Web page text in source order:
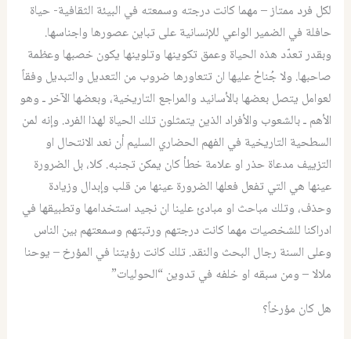
لكل فرد ممتاز – مهما كانت درجته وسمعته في البيئة الثقافية- حياة
حافلة في الضمير الواعي للإنسانية على تباين عصورها واجناسها.
وبقدر تعدّد هذه الحياة وعمق تكوينها وتلوينها يكون خصبها وعظمة
صاحبها. ولا جُناحْ عليها ان تتعاورها ضروب من التعديل والتبديل وفقاً
لعوامل يتصل بعضها بالأسانيد والمراجع التاريخية، وبعضها الآخر ـ وهو
الأهم ـ بالشعوب والأفراد الذين يتمثلون تلك الحياة لهذا الفرد. وإنه لمن
السطحية التاريخية في الفهم الحضاري السليم أن نعد الانتحال او
التزييف مدعاة حذر او علامة خطأ كان يمكن تجنبه. كلا، بل الضرورة
عينها هي التي تفعل فعلها الضرورة عينها من قلب وإبدال وزيادة
وحذف، وتلك مباحث او مبادئ علينا ان نجيد استخدامها وتطبيقها في
ادراكنا للشخصيات مهما كانت درجتهم ورتبتهم وسمعتهم بين الناس
وعلى السنة رجال البحث والنقد. تلك كانت رؤيتنا في المؤرخ – يوحنا
ملالا – ومن سبقه او خلفه في تدوين “الحوليات”
هل كان مؤرخاً؟